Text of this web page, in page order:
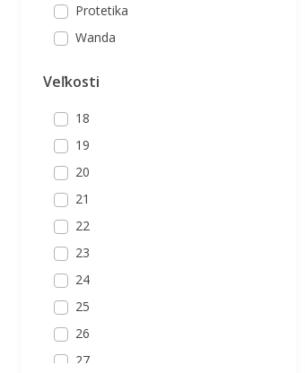
Protetika
Wanda
Veľkosti
18
19
20
21
22
23
24
25
26
27